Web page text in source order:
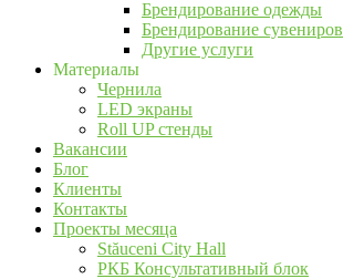
Брендирование одежды
Брендирование сувениров
Другие услуги
Материалы
Чернила
LED экраны
Roll UP стенды
Вакансии
Блог
Клиенты
Контакты
Проекты месяца
Stăuceni City Hall
РКБ Консультативный блок